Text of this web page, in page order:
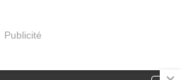
Publicité